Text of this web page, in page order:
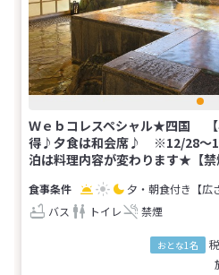
Ｗｅｂコレスペシャル★四国 【
得♪夕食は和会席♪ ※12/28～
泊は料理内容が変わります★【
夕・朝食付き 【
バス
トイレ 禁煙
おとな1名